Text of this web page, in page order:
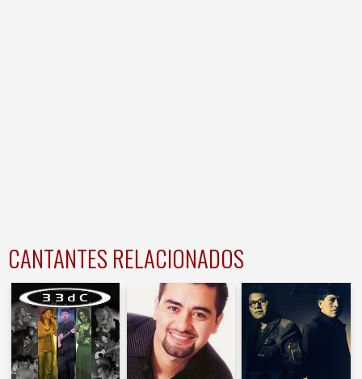
CANTANTES RELACIONADOS